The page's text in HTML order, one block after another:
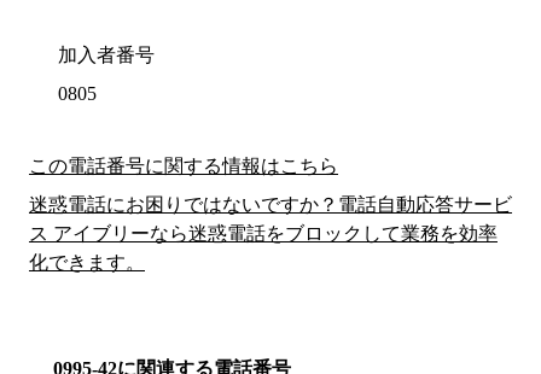
加入者番号
0805
この電話番号に関する情報はこちら
迷惑電話にお困りではないですか？電話自動応答サービ
ス アイブリーなら迷惑電話をブロックして業務を効率
化できます。
0995-42に関連する電話番号